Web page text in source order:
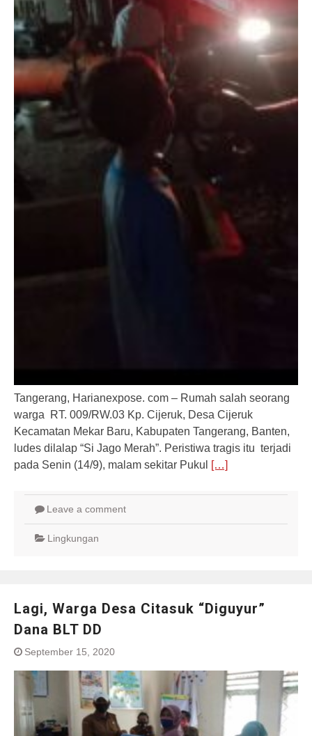
Tangerang, Harianexpose. com – Rumah salah seorang
warga RT. 009/RW.03 Kp. Cijeruk, Desa Cijeruk
Kecamatan Mekar Baru, Kabupaten Tangerang, Banten,
ludes dilalap “Si Jago Merah”. Peristiwa tragis itu terjadi
pada Senin (14/9), malam sekitar Pukul
[…]
Leave a comment
Lingkungan
Lagi, Warga Desa Citasuk “Diguyur”
Dana BLT DD
September 15, 2020